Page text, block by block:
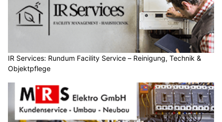
IR Services: Rundum Facility Service – Reinigung, Technik &
Objektpflege